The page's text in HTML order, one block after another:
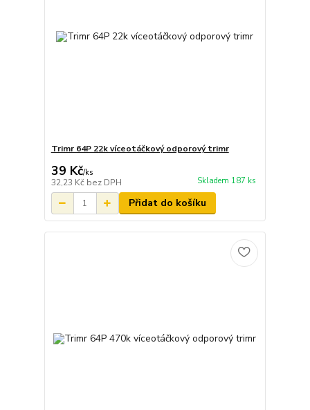
Trimr 64P 22k víceotáčkový odporový trimr
39 Kč/ks
32,23 Kč bez DPH Skladem 187 ks
Přidat do košíku